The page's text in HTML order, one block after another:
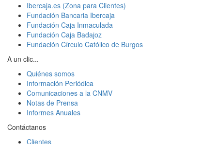
Ibercaja.es (Zona para Clientes)
Fundación Bancaria Ibercaja
Fundación Caja Inmaculada
Fundación Caja Badajoz
Fundación Círculo Católico de Burgos
A un clic...
Quiénes somos
Información Periódica
Comunicaciones a la CNMV
Notas de Prensa
Informes Anuales
Contáctanos
Clientes